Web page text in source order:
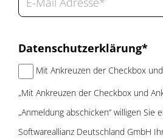
Datenschutzerklärung*
Mit Ankreuzen der Checkbox
„Mit Ankreuzen der Checkbox und
„Anmeldung abschicken“ willigen Sie
Softwareallianz Deutschland GmbH